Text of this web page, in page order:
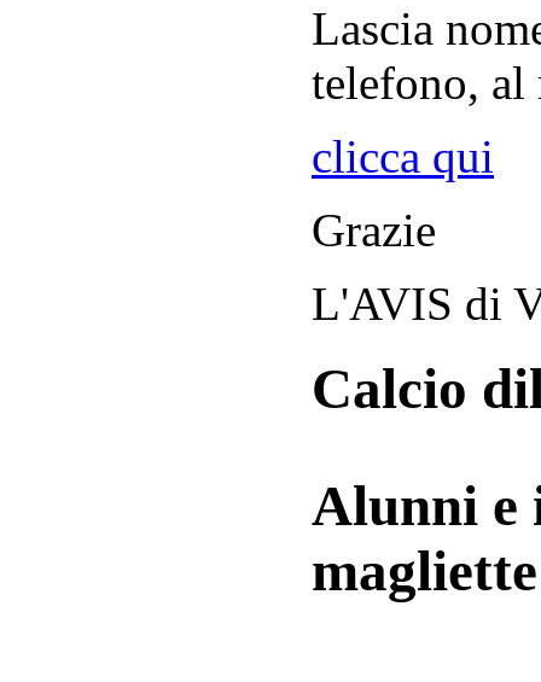
Lascia
telefono, al
clicca qui
Grazie
L'AVIS di
Calcio
Alunni e